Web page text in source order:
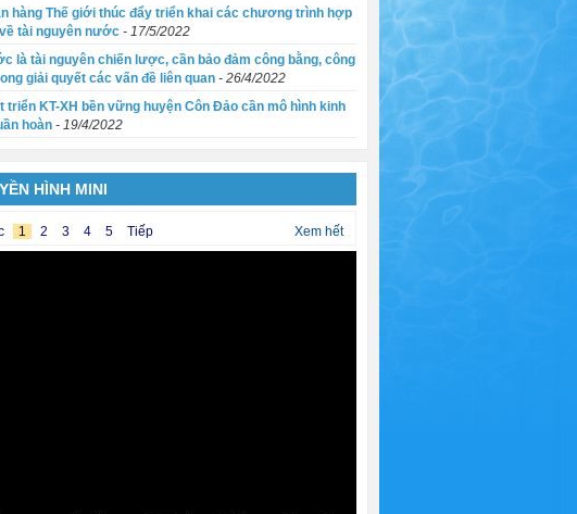
hàng Thế giới thúc đẩy triển khai các chương trình hợp
tài nguyên nước - 17/5/2022
là tài nguyên chiến lược, cần bảo đảm công bằng, công
giải quyết các vấn đề liên quan - 26/4/2022
triển KT-XH bền vững huyện Côn Đảo cần mô hình kinh
hoàn - 19/4/2022
HÌNH MINI
1 2 3 4 5 Tiếp Xem hết